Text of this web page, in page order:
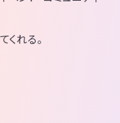
くれる。